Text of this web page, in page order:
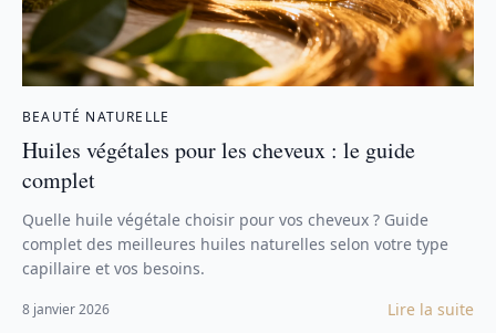
BEAUTÉ NATURELLE
Huiles végétales pour les cheveux : le guide
complet
Quelle huile végétale choisir pour vos cheveux ? Guide
complet des meilleures huiles naturelles selon votre type
capillaire et vos besoins.
8 janvier 2026 Lire la suite